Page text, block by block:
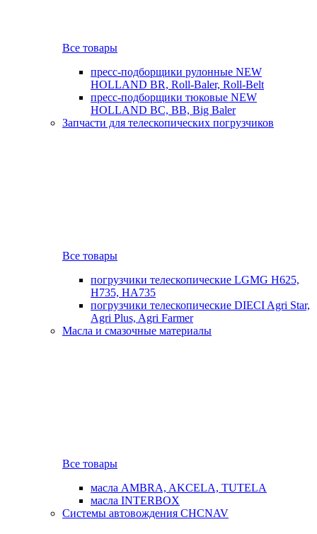
Все товары
пресс-подборщики рулонные NEW
HOLLAND BR, Roll-Baler, Roll-Belt
пресс-подборщики тюковые NEW
HOLLAND BC, BB, Big Baler
Запчасти для телескопических погрузчиков
Все товары
погрузчики телескопические LGMG H625,
H735, HA735
погрузчики телескопические DIECI Agri Star,
Agri Plus, Agri Farmer
Масла и смазочные материалы
Все товары
масла AMBRA, AKCELA, TUTELA
масла INTERBOX
Системы автовождения CHCNAV